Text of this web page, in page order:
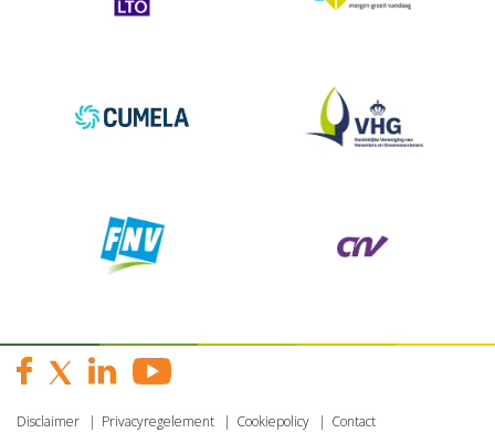
Disclaimer Privacyregelement Cookiepolicy Contact